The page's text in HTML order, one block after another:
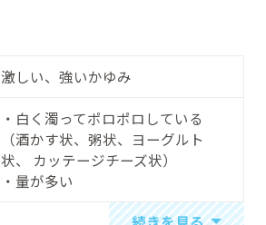
激しい、強いかゆみ
・白く濁ってポロポロしている
（酒かす状、粥状、ヨーグルト
状、 カッテージチーズ状）
・量が多い